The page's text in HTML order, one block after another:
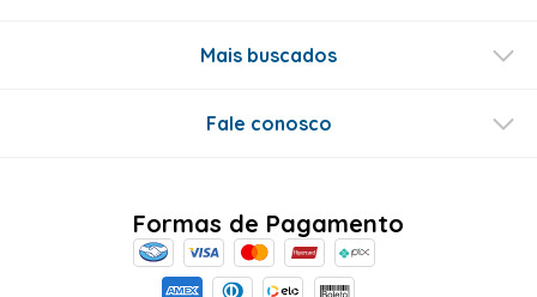
Mais buscados
Fale conosco
Formas de Pagamento